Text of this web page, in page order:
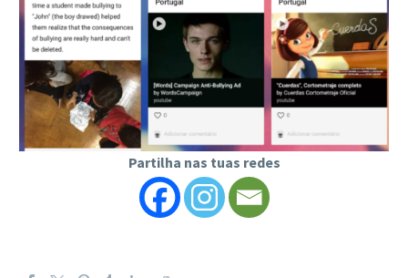
Partilha nas tuas redes